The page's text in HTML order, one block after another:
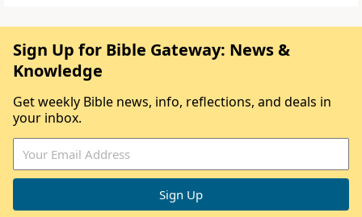
Sign Up for Bible Gateway: News &
Knowledge
Get weekly Bible news, info, reflections, and deals in
your inbox.